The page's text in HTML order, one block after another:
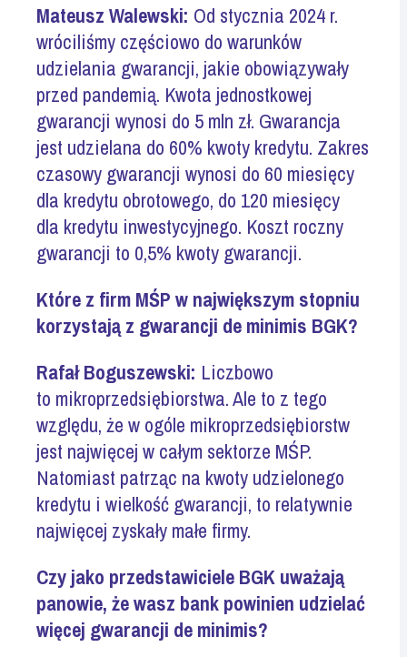
Mateusz Walewski: Od stycznia 2024 r.
wróciliśmy częściowo do warunków
udzielania gwarancji, jakie obowiązywały
przed pandemią. Kwota jednostkowej
gwarancji wynosi do 5 mln zł. Gwarancja
jest udzielana do 60% kwoty kredytu. Zakres
czasowy gwarancji wynosi do 60 miesięcy
dla kredytu obrotowego, do 120 miesięcy
dla kredytu inwestycyjnego. Koszt roczny
gwarancji to 0,5% kwoty gwarancji.
Które z firm MŚP w największym stopniu
korzystają z gwarancji de minimis BGK?
Rafał Boguszewski: Liczbowo
to mikroprzedsiębiorstwa. Ale to z tego
względu, że w ogóle mikroprzedsiębiorstw
jest najwięcej w całym sektorze MŚP.
Natomiast patrząc na kwoty udzielonego
kredytu i wielkość gwarancji, to relatywnie
najwięcej zyskały małe firmy.
Czy jako przedstawiciele BGK uważają
panowie, że wasz bank powinien udzielać
więcej gwarancji de minimis?